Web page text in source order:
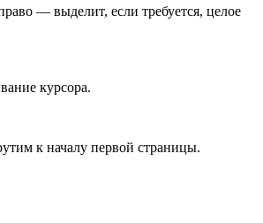
— выделит, если требуется, целое
курсора.
к началу первой страницы.